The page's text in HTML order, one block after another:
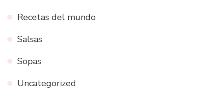
Recetas del mundo
Salsas
Sopas
Uncategorized